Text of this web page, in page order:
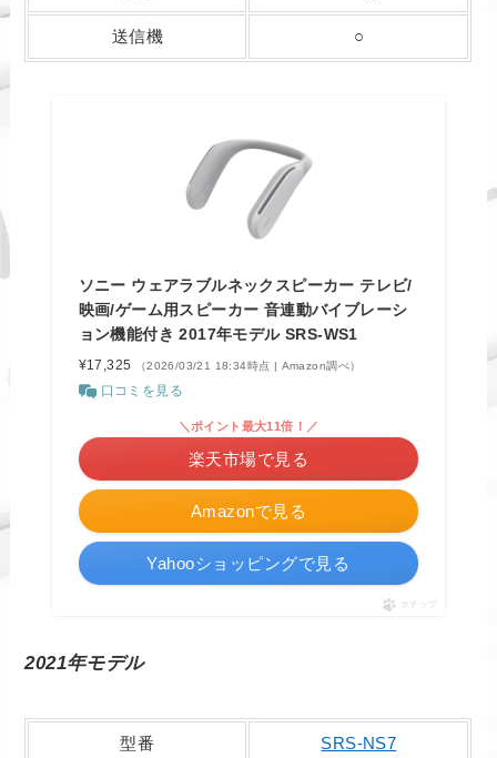
送信機 ○
ソニー ウェアラブルネックスピーカー テレビ/
映画/ゲーム用スピーカー 音連動バイブレーシ
ョン機能付き 2017年モデル SRS-WS1
¥17,325 （2026/03/21 18:34時点 | Amazon調べ）
口コミを見る
Amazonで見る
＼ポイント最大11倍！／
楽天市場で見る
Yahooショッピングで見る
ポチップ
2021年モデル
型番 SRS-NS7